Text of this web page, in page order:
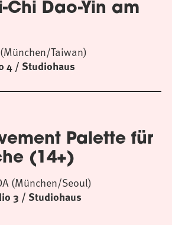
Chi Dao-Yin am
4 / Studiohaus
Taiwan)
Palette für
(14+)
3 / Studiohaus
(München/Seoul)